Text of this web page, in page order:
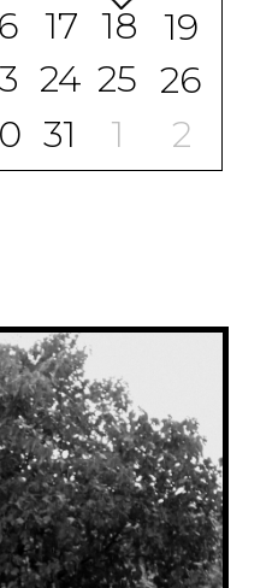
31 1
19
17 18
26
24 25
2